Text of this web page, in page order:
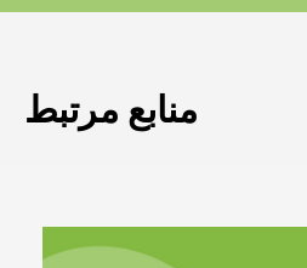
منابع مرتبط